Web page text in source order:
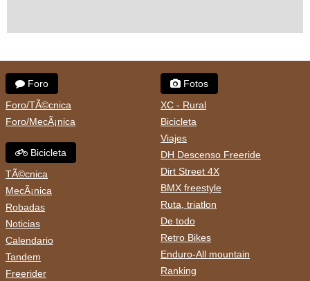
Foro
Foro/TÃ©cnica
Foro/MecÃ¡nica
Bicicleta
TÃ©cnica
MecÃ¡nica
Robadas
Noticias
Calendario
Tandem
Freerider
Fotos
XC - Rural
Bicicleta
Viajes
DH Descenso Freeride
Dirt Street 4X
BMX freestyle
Ruta, triatlon
De todo
Retro Bikes
Enduro-All mountain
Ranking